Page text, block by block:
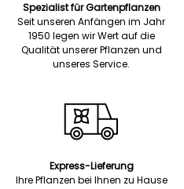
Spezialist für Gartenpflanzen
Seit unseren Anfängen im Jahr
1950 legen wir Wert auf die
Qualität unserer Pflanzen und
unseres Service.
Express-Lieferung
Ihre Pflanzen bei Ihnen zu Hause